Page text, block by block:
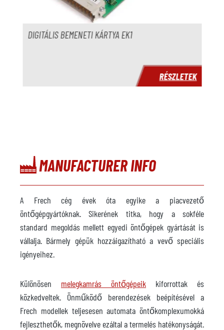
DIGITÁLIS BEMENETI KÁRTYA EK1
RÉSZLETEK
MANUFACTURER INFO
A Frech cég évek óta egyike a piacvezető
öntőgépgyártóknak. Sikerének titka, hogy a sokféle
standard megoldás mellett egyedi öntőgépek gyártását is
vállalja. Bármely gépük hozzáigazítható a vevő speciális
igényeihez.
Különösen melegkamrás öntőgépeik kiforrottak és
közkedveltek. Önműködő berendezések beépítésével a
Frech modellek teljesesen automata öntőkomplexumokká
fejleszthetők, megnövelve ezáltal a termelés hatékonyságát.